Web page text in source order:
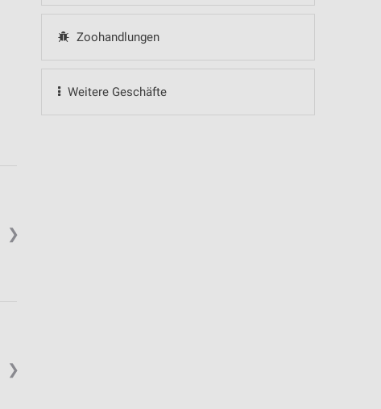
Zoohandlungen
Weitere Geschäfte
❯
❯